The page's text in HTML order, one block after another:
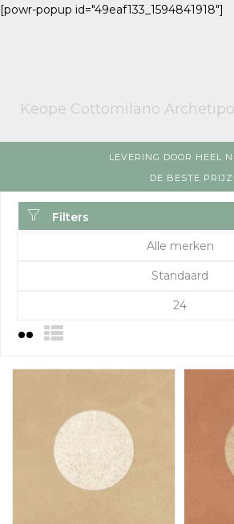
[powr-popup id="49eaf133_1594841918"]
Keope Cottomilano Archetipo
LEVERING DOOR HEEL
DE BESTE
Filters
Alle merken
Standaard
24